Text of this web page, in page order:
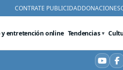
CONTRATE PUBLICIDADDONACIONES
y entretención online Tendencias